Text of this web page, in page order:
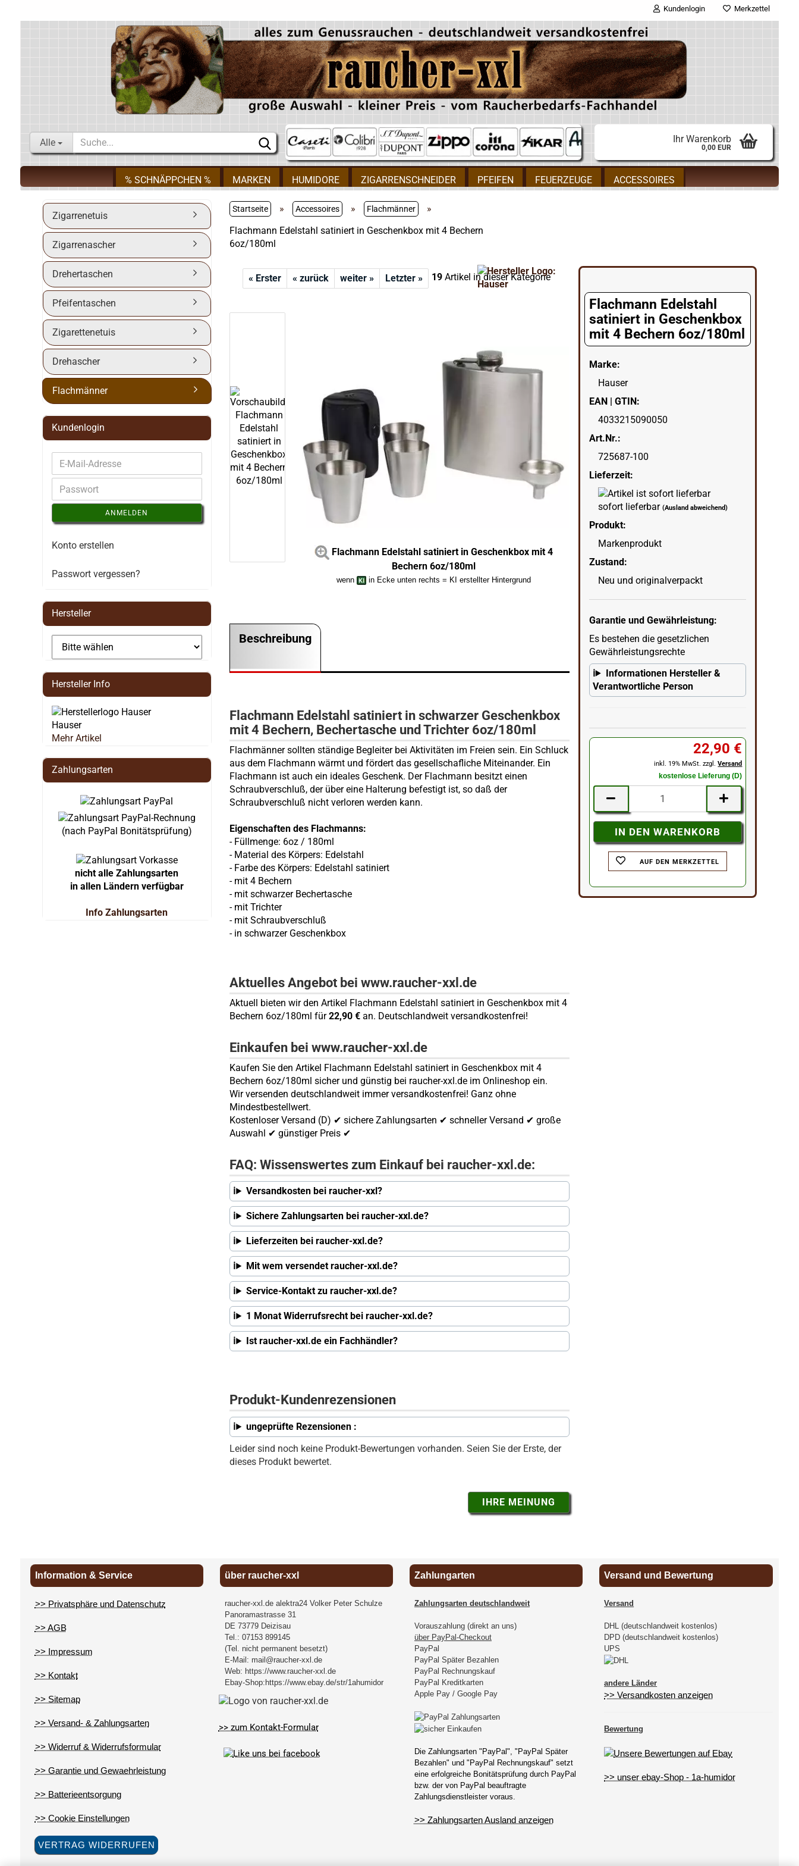
Kundenlogin
E-Mail
Passwort
Konto erstellen
Passwort vergessen?
Merkzettel
Alle Ihr Warenkorb
0,00 EUR
% SCHNÄPPCHEN % MARKEN HUMIDORE ZIGARRENSCHNEIDER PFEIFEN FEUERZEUGE ACCESSOIRES
Startseite » Accessoires » Flachmänner
»
Flachmann Edelstahl satiniert in Geschenkbox mit 4 Bechern
6oz/180ml
« Erster « zurück weiter » Letzter » 19 Artikel in dieser Kategorie
Flachmann Edelstahl satiniert in Geschenkbox mit 4
Bechern 6oz/180ml
wenn in Ecke unten rechts = KI erstellter Hintergrund
Flachmann Edelstahl satiniert in
wenn in Ecke unten rechts = KI erstellter
Flachmann Edelstahl
satiniert in Geschenkbox
mit 4 Bechern 6oz/180ml
Marke:
Hauser
EAN | GTIN:
4033215090050
Art.Nr.:
725687-100
Lieferzeit:
sofort lieferbar (Ausland abweichend)
Produkt:
Markenprodukt
Zustand:
Neu und originalverpackt
Garantie und Gewährleistung:
Es bestehen die gesetzlichen
Gewährleistungsrechte
Informationen Hersteller &
Verantwortliche Person
22,90 €
inkl. 19% MwSt. zzgl.Versand
kostenlose Lieferung (D)
AUF DEN MERKZETTEL
Beschreibung
Flachmann Edelstahl satiniert in schwarzer Geschenkbox
mit 4 Bechern, Bechertasche und Trichter 6oz/180ml
Flachmänner sollten ständige Begleiter bei Aktivitäten im Freien sein. Ein Schluck
aus dem Flachmann wärmt und fördert das gesellschafliche Miteinander. Ein
Flachmann ist auch ein ideales Geschenk. Der Flachmann besitzt einen
Schraubverschluß, der über eine Halterung befestigt ist, so daß der
Schraubverschluß nicht verloren werden kann.
Eigenschaften des Flachmanns:
- Füllmenge: 6oz / 180ml
- Material des Körpers: Edelstahl
- Farbe des Körpers: Edelstahlsatiniert
- mit 4 Bechern
- mit schwarzer Bechertasche
- mit Trichter
- mit Schraubverschluß
- in schwarzer Geschenkbox
Aktuelles Angebot bei www.raucher-xxl.de
Aktuell bieten wir den Artikel Flachmann Edelstahl satiniert in Geschenkbox mit 4
Bechern 6oz/180ml für22,90 € an. Deutschlandweit versandkostenfrei!
Einkaufen bei www.raucher-xxl.de
Kaufen Sie den Artikel Flachmann Edelstahl satiniert in Geschenkbox mit 4
Bechern 6oz/180ml sicher und günstig bei raucher-xxl.de im Onlineshop ein.
Wir versenden deutschlandweit immer versandkostenfrei! Ganz ohne
Mindestbestellwert.
Kostenloser Versand (D) ✔ sichere Zahlungsarten ✔ schneller Versand ✔ große
Auswahl ✔ günstiger Preis ✔
FAQ: Wissenswertes zum Einkauf bei raucher-xxl.de:
Versandkosten bei raucher-xxl?
Sichere Zahlungsarten bei raucher-xxl.de?
Lieferzeiten bei raucher-xxl.de?
Mit wem versendet raucher-xxl.de?
Service-Kontakt zu raucher-xxl.de?
1 Monat Widerrufsrecht bei raucher-xxl.de?
Ist raucher-xxl.de ein Fachhändler?
Produkt-Kundenrezensionen
ungeprüfte Rezensionen :
Leider sind noch keine Produkt-Bewertungen vorhanden. Seien Sie der Erste, der
dieses Produkt bewertet.
IHRE MEINUNG
Zigarrenetuis
Zigarrenascher
Drehertaschen
Pfeifentaschen
Zigarettenetuis
Drehascher
Flachmänner
Kundenlogin
ANMELDEN
Konto erstellen
Passwort vergessen?
Hersteller
Hersteller Info
Hauser
Mehr Artikel
Zahlungsarten
(nach PayPal Bonitätsprüfung)
nicht alle Zahlungsarten
in allen Ländern verfügbar
Info Zahlungsarten
Information & Service
>> Privatsphäre und Datenschutz
>> AGB
>> Impressum
>> Kontakt
>> Sitemap
>> Versand- & Zahlungsarten
>> Widerruf & Widerrufsformular
>> Garantie und Gewaehrleistung
>> Batterieentsorgung
>> Cookie Einstellungen
VERTRAG WIDERRUFEN
über raucher-xxl
raucher-xxl.de alektra24 Volker Peter Schulze
Panoramastrasse 31
DE 73779 Deizisau
Tel.: 07153 899145
(Tel. nicht permanent besetzt)
E-Mail: mail@raucher-xxl.de
Web: https://www.raucher-xxl.de
Ebay-Shop: https://www.ebay.de/str/1ahumidor
>> zum Kontakt-Formular
Zahlungarten
Zahlungsarten deutschlandweit
Vorauszahlung (direkt an uns)
über PayPal-Checkout
PayPal
PayPal Später Bezahlen
PayPal Rechnungskauf
PayPal Kreditkarten
Apple Pay / Google Pay
Die Zahlungsarten "PayPal", "PayPal Später
Bezahlen" und "PayPal Rechnungskauf" setzt
eine erfolgreiche Bonitätsprüfung durch PayPal
bzw. der von PayPal beauftragte
Zahlungsdienstleister voraus.
>> Zahlungsarten Ausland anzeigen
Versand und Bewertung
Versand
DHL (deutschlandweit kostenlos)
DPD (deutschlandweit kostenlos)
UPS
andere Länder
>> Versandkosten anzeigen
Bewertung
>> unser ebay-Shop - 1a-humidor